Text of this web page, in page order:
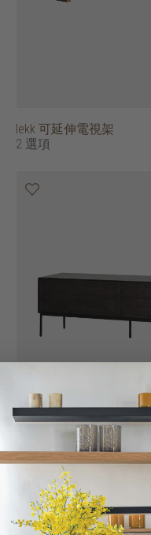
lekk 可延伸電視架
2 選項
grooves 電視櫃 - 單下揭式
櫃門、單抽屜